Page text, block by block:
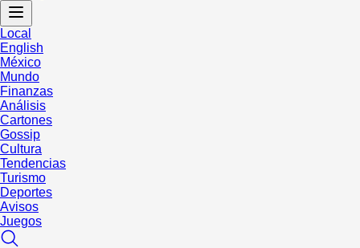
Local
English
México
Mundo
Finanzas
Análisis
Cartones
Gossip
Cultura
Tendencias
Turismo
Deportes
Avisos
Juegos